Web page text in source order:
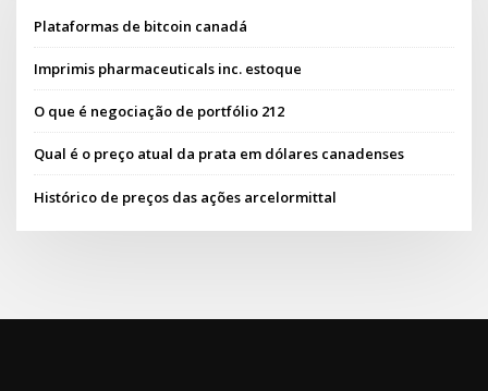
Plataformas de bitcoin canadá
Imprimis pharmaceuticals inc. estoque
O que é negociação de portfólio 212
Qual é o preço atual da prata em dólares canadenses
Histórico de preços das ações arcelormittal